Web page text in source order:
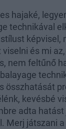
hajaké,
technikával
képvisel,
és mi
nem feltűnő
összhatását
kevésbé
adta
Merj játszani